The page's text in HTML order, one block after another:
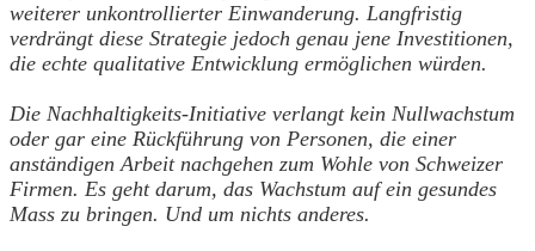
weiterer unkontrollierter Einwanderung. Langfristig
verdrängt diese Strategie jedoch genau jene Investitionen,
die echte qualitative Entwicklung ermöglichen würden.
Die Nachhaltigkeits-Initiative verlangt kein Nullwachstum
oder gar eine Rückführung von Personen, die einer
anständigen Arbeit nachgehen zum Wohle von Schweizer
Firmen. Es geht darum, das Wachstum auf ein gesundes
Mass zu bringen. Und um nichts anderes.